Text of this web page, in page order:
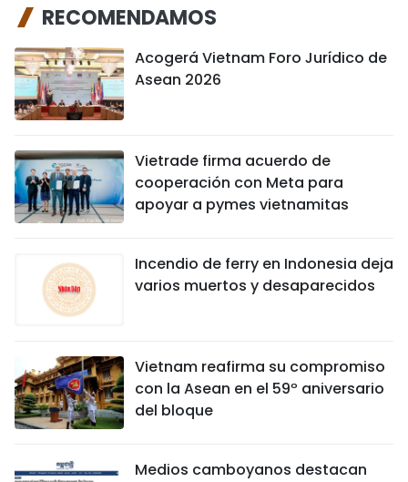
RECOMENDAMOS
Acogerá Vietnam Foro Jurídico de
Asean 2026
Vietrade firma acuerdo de
cooperación con Meta para
apoyar a pymes vietnamitas
Incendio de ferry en Indonesia deja
varios muertos y desaparecidos
Vietnam reafirma su compromiso
con la Asean en el 59º aniversario
del bloque
Medios camboyanos destacan